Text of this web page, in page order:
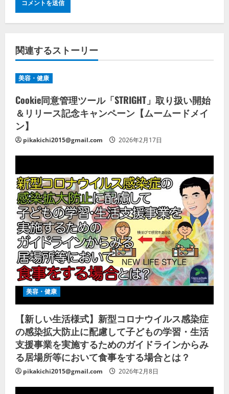
関連するストーリー
美容・健康
Cookie同意管理ツール「STRIGHT」取り扱い開始
＆リリース記念キャンペーン【ムームードメイ
ン】
pikakichi2015@gmail.com 2026年2月17日
美容・健康
【新しい生活様式】新型コロナウイルス感染症
の感染拡大防止に配慮して子どもの学習・生活
支援事業を実施するためのガイドラインからみ
る居場所等において食事をする場合とは？
pikakichi2015@gmail.com 2026年2月8日